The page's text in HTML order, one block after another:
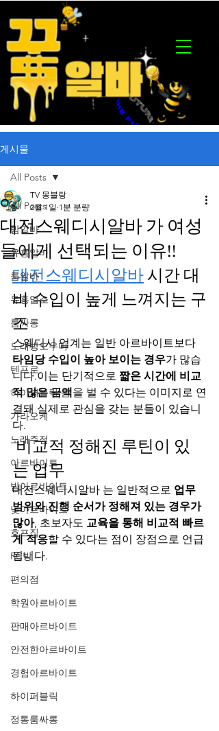
게시물
All Posts
밤알바
유흥알바
룸알바
유흥업소
룸싸롱
노래방도우미
텐프로
하이퍼블릭,룸
가라오케
노래주점
아르바이트
밤아르바이트
낮아르바이트
호프집
PC방
편의점
학원아르바이트
판매아르바이트
안전한아르바이트
경험아르바이트
하이퍼블릭
정통룸싸롱
All Posts
대전스웨디시알바 가 여성
들에게 선택되는 이유!!
TV 몽블랑
2월 1일 1분 분량
대전스웨디시알바 시간 대
비 수입이 높게 느껴지는 구
조
스웨디시 업계는 일반 아르바이트보다
타임당 수입이 높아 보이는 경우가 많습
니다.이는 단기적으로 짧은 시간에 비교
적 많은 금액을 벌 수 있다는 이미지로 연
결돼 실제로 관심을 갖는 분들이 있습니
다.
비교적 정해진 루틴이 있
는 업무
대전스웨디시알바 는 일반적으로 업무
범위와 진행 순서가 정해져 있는 경우가
많아, 초보자도 교육을 통해 비교적 빠르
게 적응할 수 있다는 점이 장점으로 언급
됩니다.